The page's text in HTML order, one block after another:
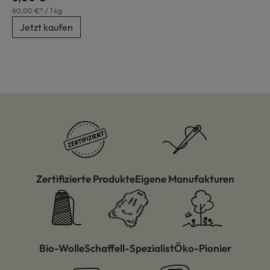
60,00 €* / 1 kg
Jetzt kaufen
Zertifizierte ProdukteEigene Manufakturen
Bio-WolleSchaffell-SpezialistÖko-Pionier